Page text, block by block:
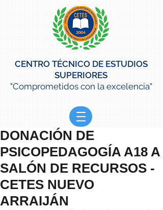
CENTRO TÉCNICO DE ESTUDIOS
SUPERIORES
"Comprometidos con la excelencia"
DONACIÓN DE
PSICOPEDAGOGÍA A18 A
SALÓN DE RECURSOS -
CETES NUEVO
ARRAIJÁN